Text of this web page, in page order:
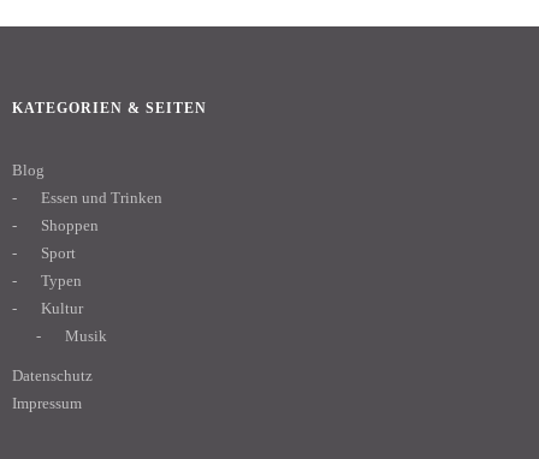
KATEGORIEN & SEITEN
Blog
Essen und Trinken
Shoppen
Sport
Typen
Kultur
Musik
Datenschutz
Impressum